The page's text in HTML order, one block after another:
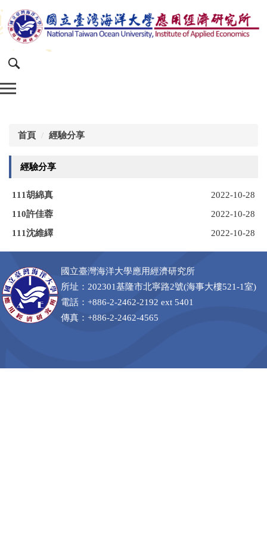
到
主
要
內
區
首頁 經驗分享
經驗分享
111胡綿真
2022-10-28
110許佳蓉
2022-10-28
111沈維繹
2022-10-28
國立臺灣海洋大學應用經濟研究所
所址：202301基隆市北寧路2號(海事大樓521-1室)
電話：+886-2-2462-2192 ext 5401
傳真：+886-2-2462-4565